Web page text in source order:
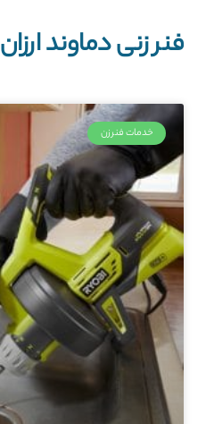
فنر زنی دماوند ارزان
خدمات فنرزن